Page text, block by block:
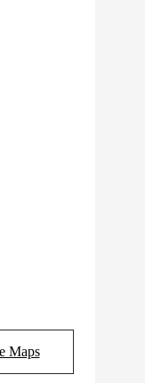
Maps
tab)